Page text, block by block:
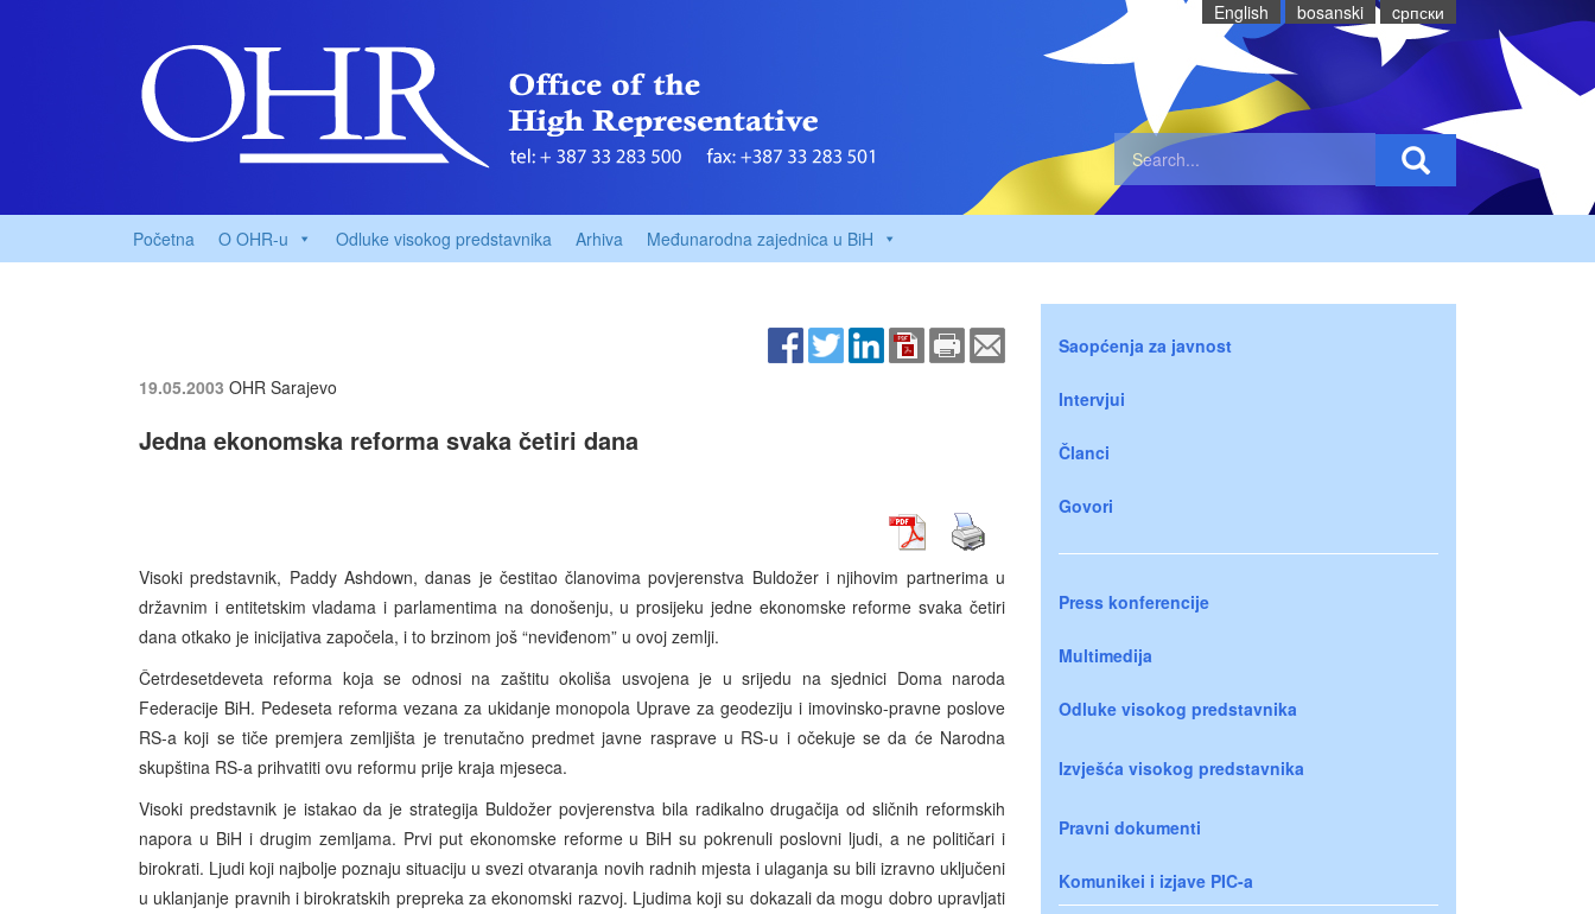
English bosanski cрпски
Početna O OHR-u Odluke visokog predstavnika Arhiva Međunarodna zajednica u BiH
19.05.2003 OHR Sarajevo
Jedna ekonomska reforma svaka četiri dana
Visoki predstavnik, Paddy Ashdown, danas je čestitao članovima povjerenstva Buldožer i njihovim partnerima u
državnim i entitetskim vladama i parlamentima na donošenju, u prosijeku jedne ekonomske reforme svaka četiri
dana otkako je inicijativa započela, i to brzinom još “neviđenom” u ovoj zemlji.
Četrdesetdeveta reforma koja se odnosi na zaštitu okoliša usvojena je u srijedu na sjednici Doma naroda
Federacije BiH. Pedeseta reforma vezana za ukidanje monopola Uprave za geodeziju i imovinsko-pravne poslove
RS-a koji se tiče premjera zemljišta je trenutačno predmet javne rasprave u RS-u i očekuje se da će Narodna
skupština RS-a prihvatiti ovu reformu prije kraja mjeseca.
Visoki predstavnik je istakao da je strategija Buldožer povjerenstva bila radikalno drugačija od sličnih reformskih
napora u BiH i drugim zemljama. Prvi put ekonomske reforme u BiH su pokrenuli poslovni ljudi, a ne političari i
birokrati. Ljudi koji najbolje poznaju situaciju u svezi otvaranja novih radnih mjesta i ulaganja su bili izravno uključeni
u uklanjanje pravnih i birokratskih prepreka za ekonomski razvoj. Ljudima koji su dokazali da mogu dobro upravljati
Saopćenja za javnost
Intervjui
Članci
Govori
Press konferencije
Multimedija
Odluke visokog predstavnika
Izvješća visokog predstavnika
Pravni dokumenti
Komunikei i izjave PIC-a